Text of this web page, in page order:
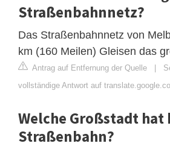
Straßenbahnnetz?
Das Straßenbahnnetz von
km (160 Meilen) Gleisen das
Antrag auf Entfernung der Quelle |
vollständige Antwort auf
Welche Großstadt hat
Straßenbahn?